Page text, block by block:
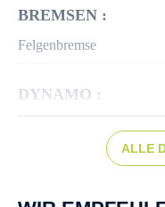
BREMSEN :
Felgenbremse
DYNAMO :
blau
ALLE